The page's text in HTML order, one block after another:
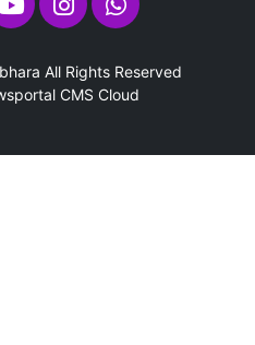
All Rights Reserved
CMS Cloud